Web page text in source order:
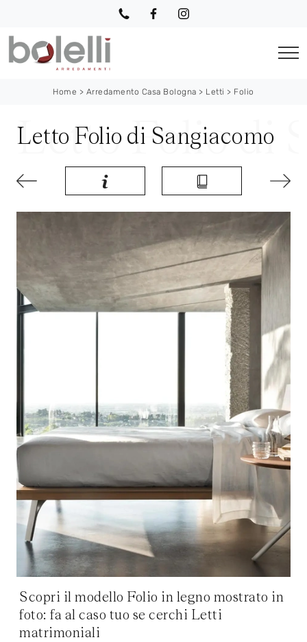
Home > Arredamento Casa Bologna > Letti > Folio
Letto Folio di Sangiacomo
Scopri il modello Folio in legno mostrato in
foto: fa al caso tuo se cerchi Letti
matrimoniali